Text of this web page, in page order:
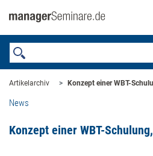
Artikelarchiv Konzept einer WBT-
News
Konzept einer WBT-